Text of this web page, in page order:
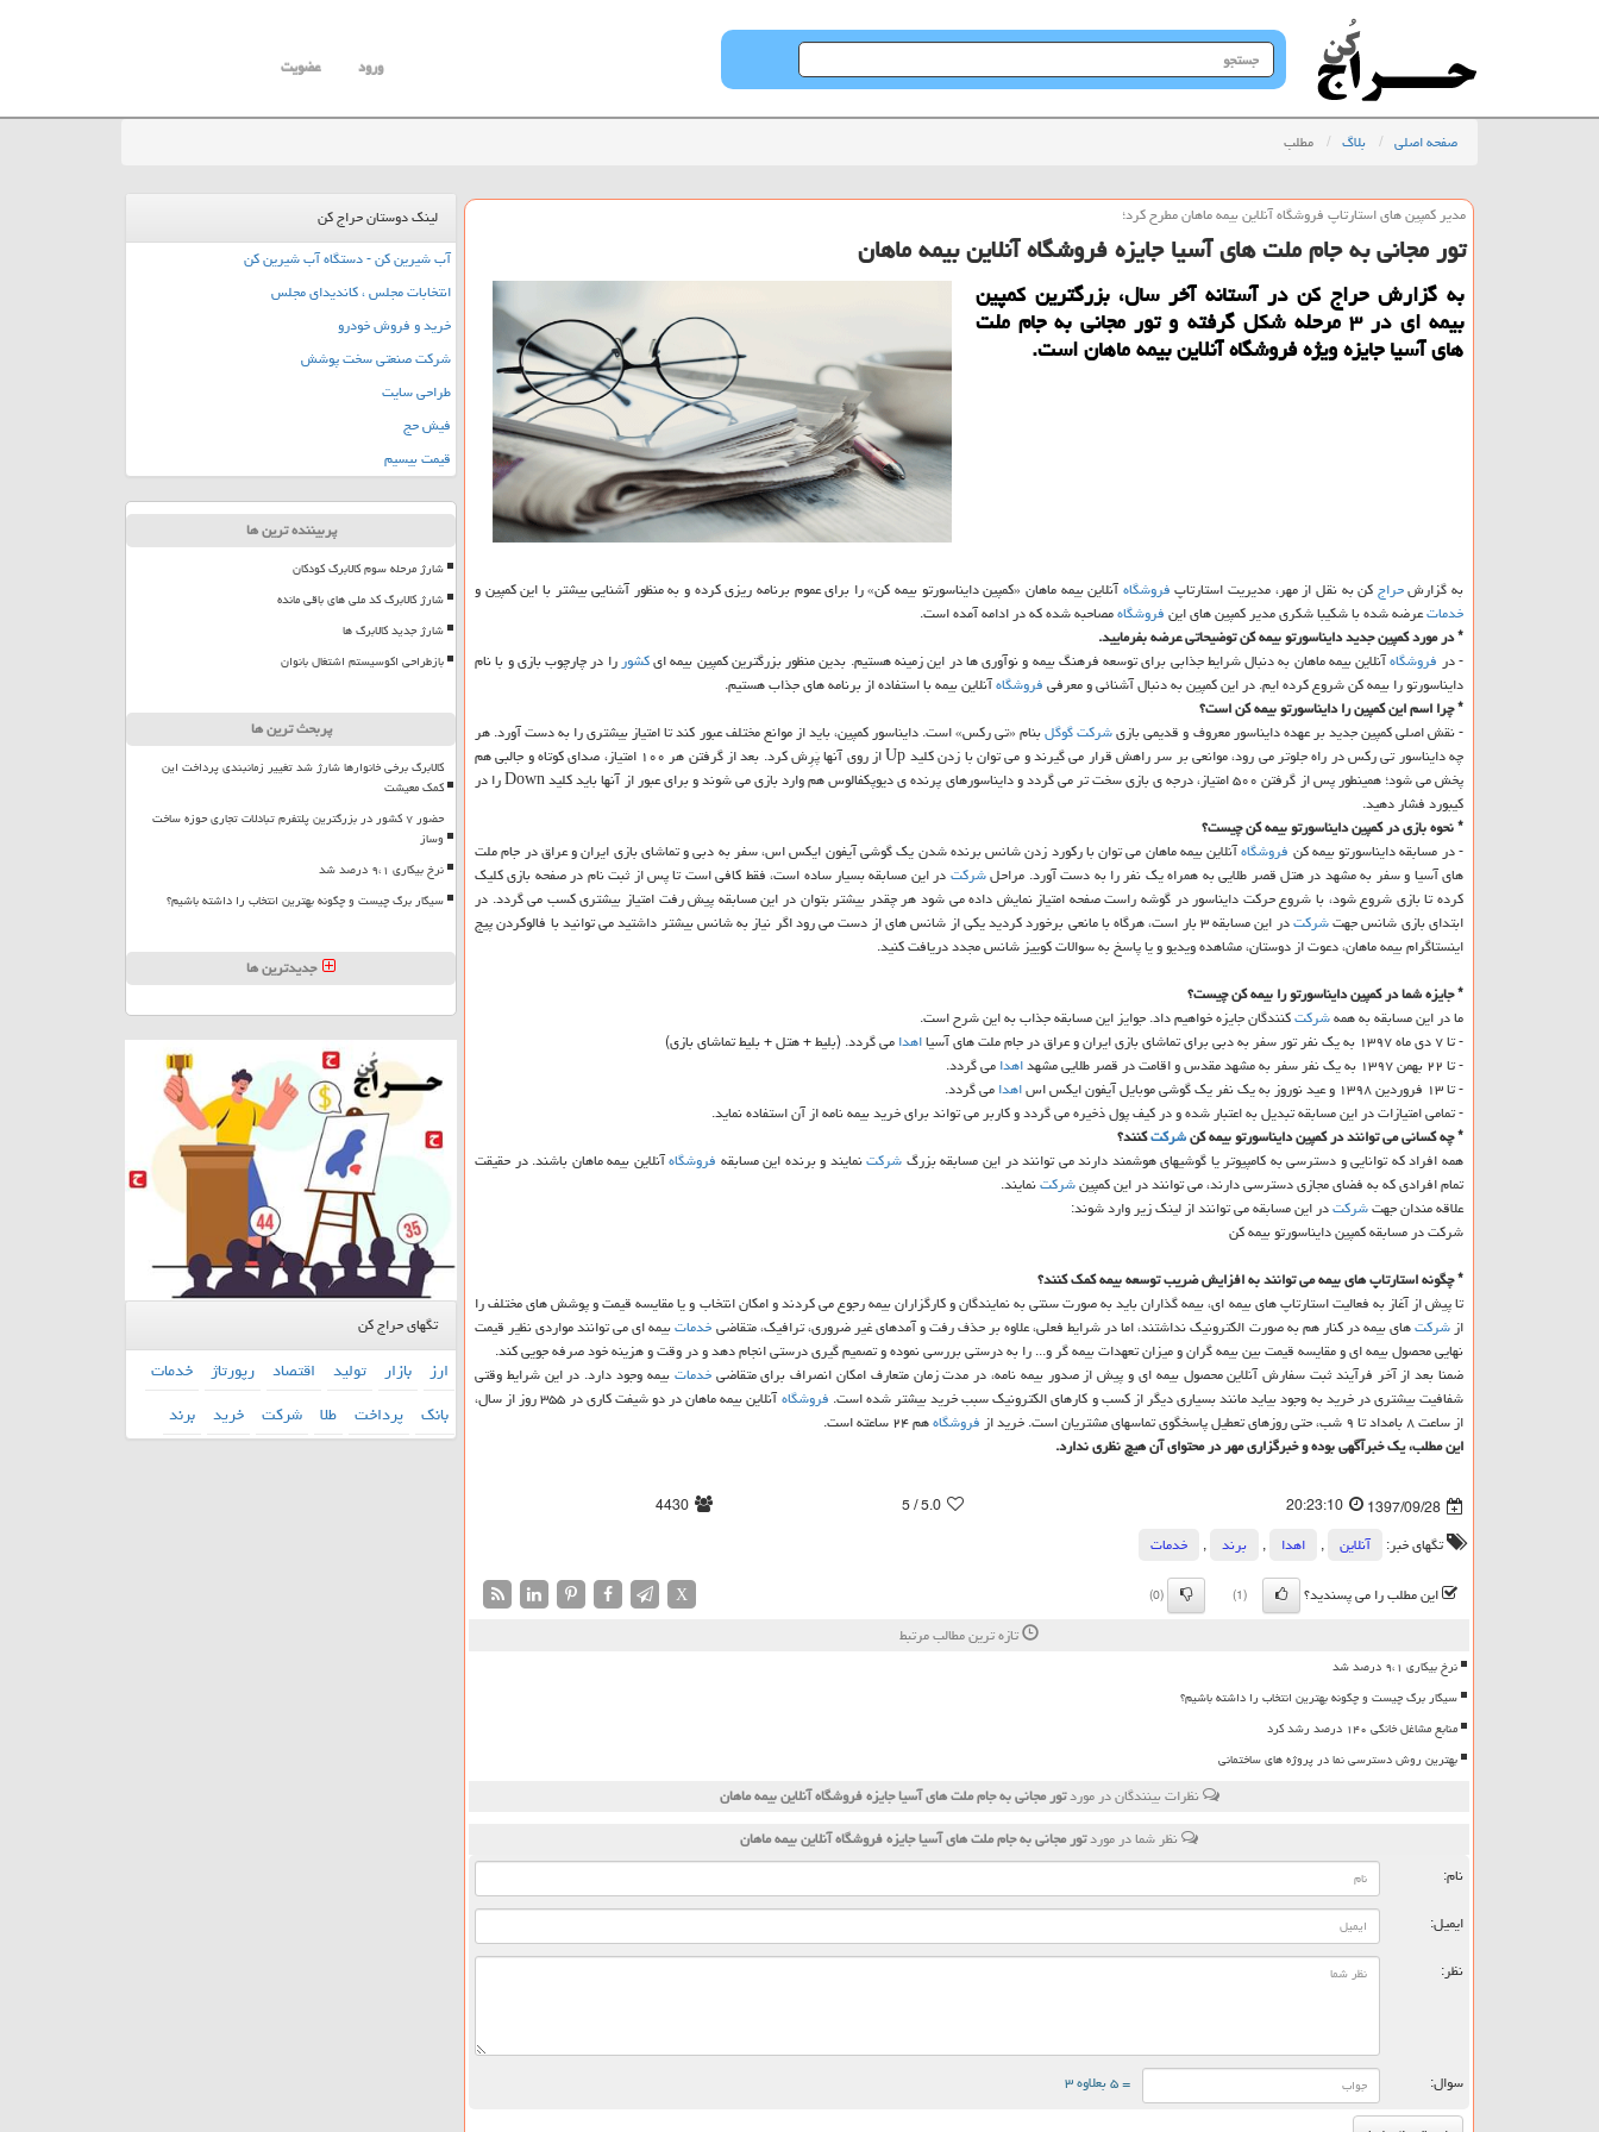
جستجو
در
ورود عضویت
صفحه اصلی بلاگ مطلب
مدیر كمپین های استارتاپ فروشگاه آنلاین بیمه ماهان مطرح كرد؛
تور مجانی به جام ملت های آسیا جایزه فروشگاه آنلاین بیمه ماهان
به گزارش حراج كن در آستانه آخر سال، بزرگترین كمپین
بیمه ای در ۳ مرحله شكل گرفته و تور مجانی به جام ملت
های آسیا جایزه ویژه فروشگاه آنلاین بیمه ماهان است.
به گزارشحراجكن به نقل از مهر، مدیریت استارتاپفروشگاهآنلاین بیمه ماهان «كمپین دایناسورتو بیمه كن» را برای عموم برنامه ریزی كرده و به منظور آشنایی بیشتر با این كمپین و
خدماتعرضه شده با شكیبا شكری مدیر كمپین های اینفروشگاهمصاحبه شده كه در ادامه آمده است.
* در مورد كمپین جدید دایناسورتو بیمه كن توضیحاتی عرضه بفرمایید.
- در فروشگاهآنلاین بیمه ماهان به دنبال شرایط جذابی برای توسعه فرهنگ بیمه و نوآوری ها در این زمینه هستیم. بدین منظور بزرگترین كمپین بیمه ایكشوررا در چارچوب بازی و با نام
دایناسورتو را بیمه كن شروع كرده ایم. در این كمپین به دنبال آشنائی و معرفیفروشگاهآنلاین بیمه با استفاده از برنامه های جذاب هستیم.
* چرا اسم این كمپین را دایناسورتو بیمه كن است؟
- نقش اصلی كمپین جدید بر عهده دایناسور معروف و قدیمی بازیشركتگوگلبنام «تی ركس» است. دایناسور كمپین، باید از موانع مختلف عبور كند تا امتیاز بیشتری را به دست آورد. هر
چه دایناسور تی ركس در راه جلوتر می رود، موانعی بر سر راهش قرار می گیرند و می توان با زدن كلید Up از روی آنها پَرِش كرد. بعد از گرفتن هر ۱۰۰ امتیاز، صدای كوتاه و جالبی هم
پخش می شود؛ همینطور پس از گرفتن ۵۰۰ امتیاز، درجه ی بازی سخت تر می گردد و دایناسورهای پرنده ی دیوپكفالوس هم وارد بازی می شوند و برای عبور از آنها باید كلید Down را در
كیبورد فشار دهید.
* نحوه بازی در كمپین دایناسورتو بیمه كن چیست؟
- در مسابقه دایناسورتو بیمه كن فروشگاهآنلاین بیمه ماهان می توان با ركورد زدن شانس برنده شدن یك گوشی آیفون ایكس اس، سفر به دبی و تماشای بازی ایران و عراق در جام ملت
های آسیا و سفر به مشهد در هتل قصر طلایی به همراه یك نفر را به دست آورد. مراحلشركتدر این مسابقه بسیار ساده است، فقط كافی است تا پس از ثبت نام در صفحه بازی كلیك
كرده تا بازی شروع شود، با شروع حركت دایناسور در گوشه راست صفحه امتیاز نمایش داده می شود هر چقدر بیشتر بتوان در این مسابقه پیش رفت امتیاز بیشتری كسب می گردد. در
ابتدای بازی شانس جهتشركت
در این مسابقه ۳ بار است، هرگاه با مانعی برخورد كردید یكی از شانس های از دست می رود اگر نیاز به شانس بیشتر داشتید می توانید با فالوكردن پیج
اینستاگرام بیمه ماهان، دعوت از دوستان، مشاهده ویدیو و یا پاسخ به سوالات كوییز شانس مجدد دریافت كنید.
* جایزه شما در كمپین دایناسورتو را بیمه كن چیست؟
ما در این مسابقه به همهشركتكنندگان جایزه خواهیم داد. جوایز این مسابقه جذاب به این شرح است.
- تا ۷ دی ماه ۱۳۹۷ به یك نفر تور سفر به دبی برای تماشای بازی ایران و عراق در جام ملت های آسیا
اهدامی گردد. (بلیط + هتل + بلیط تماشای بازی)
- تا ۲۲ بهمن ۱۳۹۷ به یك نفر سفر به مشهد مقدس و اقامت در قصر طلایی مشهد
اهدامی گردد.
- تا ۱۳ فروردین ۱۳۹۸ و عید نوروز به یك نفر یك گوشی موبایل آیفون ایكس اس
اهدامی گردد.
- تمامی امتیازات در این مسابقه تبدیل به اعتبار شده و در كیف پول ذخیره می گردد و كاربر می تواند برای خرید بیمه نامه از آن استفاده نماید.
* چه كسانی می توانند در كمپین دایناسورتو بیمه كنشركتكنند؟
همه افراد كه توانایی و دسترسی به كامپیوتر یا گوشیهای هوشمند دارند می توانند در این مسابقه بزرگشركتنمایند و برنده این مسابقه فروشگاهآنلاین بیمه ماهان باشند. در حقیقت
تمام افرادی كه به فضای مجازی دسترسی دارند، می توانند در این كمپینشركتنمایند.
علاقه مندان جهتشركتدر این مسابقه می توانند از لینك زیر وارد شوند:
شركت در مسابقه كمپین دایناسورتو بیمه كن
* چگونه استارتاپ های بیمه می توانند به افزایش ضریب توسعه بیمه كمك كنند؟
تا پیش از آغاز به فعالیت استارتاپ های بیمه ای، بیمه گذاران باید به صورت سنتی به نمایندگان و كارگزاران بیمه رجوع می كردند و امكان انتخاب و یا مقایسه قیمت و پوشش های مختلف را
ازشركتهای بیمه در كنار هم به صورت الكترونیك نداشتند، اما در شرایط فعلی، علاوه بر حذف رفت و آمدهای غیر ضروری، ترافیك، متقاضیخدماتبیمه ای می توانند مواردی نظیر قیمت
نهایی محصول بیمه ای و مقایسه قیمت بین بیمه گران و میزان تعهدات بیمه گر و... را به درستی بررسی نموده و تصمیم گیری درستی انجام دهد و در وقت و هزینه خود صرفه جویی كند.
ضمنا بعد از آخر فرآیند ثبت سفارش آنلاین محصول بیمه ای و پیش از صدور بیمه نامه، در مدت زمان متعارف امكان انصراف برای متقاضیخدماتبیمه وجود دارد. در این شرایط وقتی
شفافیت بیشتری در خرید به وجود بیاید مانند بسیاری دیگر از كسب و كارهای الكترونیك سبب خرید بیشتر شده است. فروشگاه
آنلاین بیمه ماهان در دو شیفت كاری در ۳۵۵ روز از سال،
از ساعت ۸ بامداد تا ۹ شب، حتی روزهای تعطیل پاسخگوی تماسهای مشتریان است. خرید از
فروشگاههم ۲۴ ساعته است.
این مطلب، یك خبرآگهی بوده و خبرگزاری مهر در محتوای آن هیچ نظری ندارد.
1397/09/28
20:23:10
5.0
/ 5
4430
تگهای خبر:
آنلاین , اهدا , برند ,
خدمات
این مطلب را می پسندید؟
(1)
(0)
X
تازه ترین مطالب مرتبط
نرخ بیکاری ۹،۱ درصد شد
سیگار برگ چیست و چگونه بهترین انتخاب را داشته باشیم؟
منابع مشاغل خانگی ۱۴۰ درصد رشد کرد
بهترین روش دسترسی نما در پروژه های ساختمانی
نظرات بینندگان در موردتور مجانی به جام ملت های آسیا جایزه فروشگاه آنلاین بیمه ماهان
نظر شما در موردتور مجانی به جام ملت های آسیا جایزه فروشگاه آنلاین بیمه ماهان
نام:
ایمیل:
نظر:
سوال: = ۵ بعلاوه ۳
لینک دوستان حراج کن
آب شیرین کن - دستگاه آب شیرین کن
انتخابات مجلس ، کاندیدای مجلس
خرید و فروش خودرو
شرکت صنعتی سخت پوشش
طراحی سایت
فیش حج
قیمت بیسیم
پربیننده ترین ها
شارژ مرحله سوم کالابرگ کودکان
شارژ کالابرگ کد ملی های باقی مانده
شارژ جدید کالابرگ ها
بازطراحی اکوسیستم اشتغال بانوان
پربحث ترین ها
کالابرگ برخی خانوارها شارژ شد تغییر زمانبندی پرداخت این
کمک معیشت
حضور ۷ کشور در بزرگترین پلتفرم تبادلات تجاری حوزه ساخت
وساز
نرخ بیکاری ۹،۱ درصد شد
سیگار برگ چیست و چگونه بهترین انتخاب را داشته باشیم؟
جدیدترین ها
تگهای حراج کن
ارز بازار تولید اقتصاد رپورتاژ خدمات
بانك پرداخت طلا شركت خرید برند